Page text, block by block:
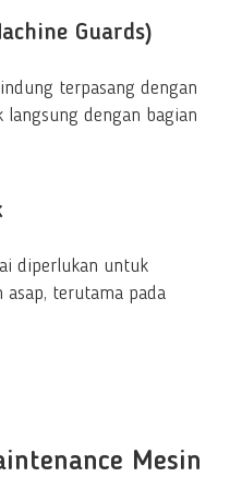
Guards)
terpasang dengan
dengan bagian
diperlukan untuk
asap, terutama pada
Mesin